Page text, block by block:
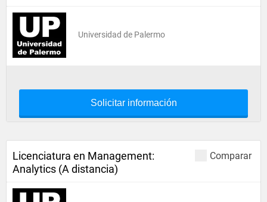
Universidad de Palermo
Solicitar información
Comparar
Licenciatura en Management:
Analytics (A distancia)